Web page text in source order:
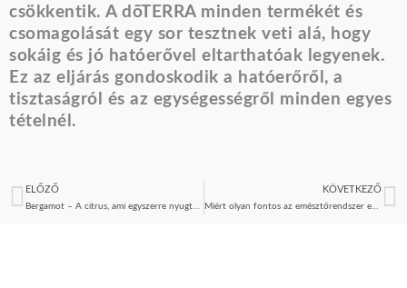
csökkentik. A dōTERRA minden termékét és
csomagolását egy sor tesztnek veti alá, hogy
sokáig és jó hatóerővel eltarthatóak legyenek.
Ez az eljárás gondoskodik a hatóerőről, a
tisztaságról és az egységességről minden egyes
tételnél.
Előző
ELŐZŐ
Bergamot – A citrus, ami egyszerre nyugtat és felemel
KÖVETKEZŐ
Miért olyan fontos az emésztőrendszer egészsége?